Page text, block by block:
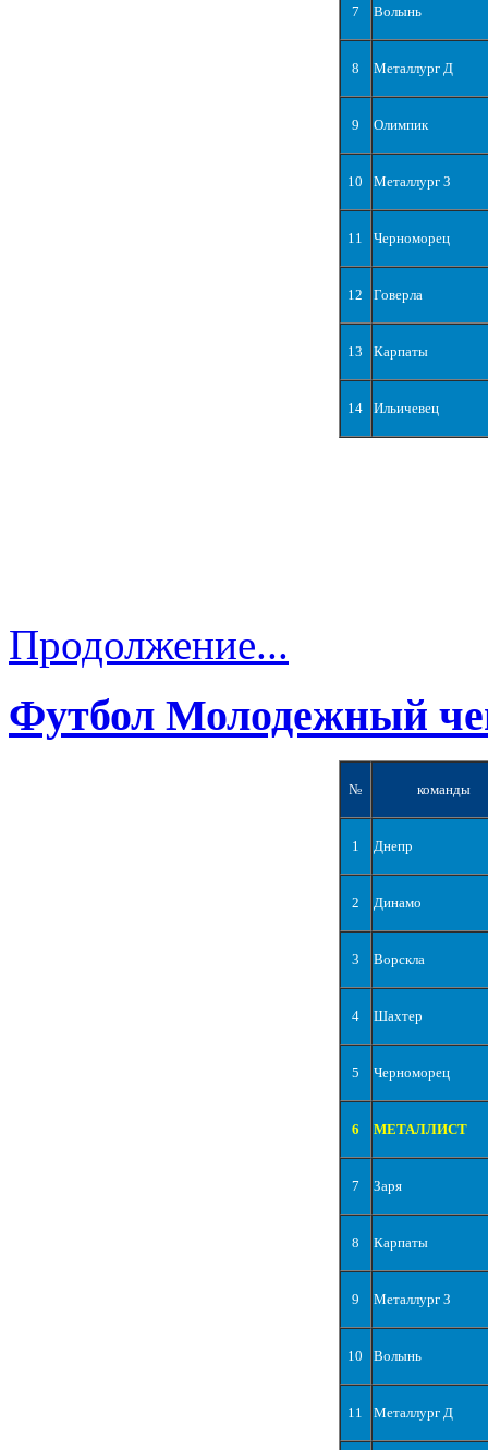
7 Волынь
8 Металлург Д
9 Олимпик
10 Металлург З
11 Черноморец
12 Говерла
13 Карпаты
14 Ильичевец
Продолжение...
Футбол Молодежный
№ команды
1 Днепр
2 Динамо
3 Ворскла
4 Шахтер
5 Черноморец
6 МЕТАЛЛИСТ
7 Заря
8 Карпаты
9 Металлург З
10 Волынь
11 Металлург Д